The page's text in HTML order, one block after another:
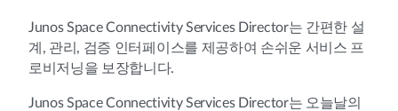
Junos Space Connectivity Services Director는 간편한 설
계, 관리, 검증 인터페이스를 제공하여 손쉬운 서비스 프
로비저닝을 보장합니다.
Junos Space Connectivity Services Director는 오늘날의